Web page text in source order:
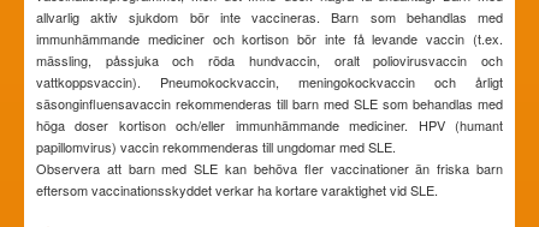
allvarlig aktiv sjukdom bör inte vaccineras. Barn som behandlas med
immunhämmande mediciner och kortison bör inte få levande vaccin (t.ex.
mässling, påssjuka och röda hundvaccin, oralt poliovirusvaccin och
vattkoppsvaccin). Pneumokockvaccin, meningokockvaccin och årligt
säsonginfluensavaccin rekommenderas till barn med SLE som behandlas med
höga doser kortison och/eller immunhämmande mediciner. HPV (humant
papillomvirus) vaccin rekommenderas till ungdomar med SLE.
Observera att barn med SLE kan behöva fler vaccinationer än friska barn
eftersom vaccinationsskyddet verkar ha kortare varaktighet vid SLE.